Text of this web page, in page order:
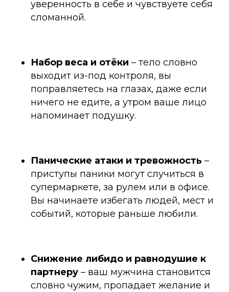
уверенность в себе и чувствуете себя
сломанной.
Набор веса и отёки – тело словно
выходит из-под контроля, вы
поправляетесь на глазах, даже если
ничего не едите, а утром ваше лицо
напоминает подушку.
Панические атаки и тревожность –
приступы паники могут случиться в
супермаркете, за рулем или в офисе.
Вы начинаете избегать людей, мест и
событий, которые раньше любили.
Снижение либидо и равнодушие к
партнеру – ваш мужчина становится
словно чужим, пропадает желание и